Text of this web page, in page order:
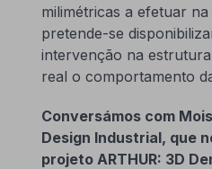
milimétricas a efetuar
pretende-se
intervenção na
real o comportamento
Conversámos com
Design Industrial, que
projeto ARTHUR: 3D